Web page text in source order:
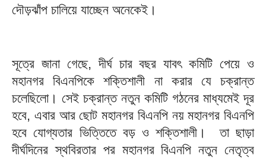
দৌড়ঝাঁপ চালিয়ে যাচ্ছেন অনেকেই।
সূত্রে জানা গেছে, দীর্ঘ চার বছর যাবৎ কমিটি পেয়ে ও
মহানগর বিএনপিকে শক্তিশালী না করার যে চক্রান্ত
চলেছিলো। সেই চক্রান্ত নতুন কমিটি গঠনের মাধ্যমেই দূর
হবে, এবার আর ছোট মহানগর বিএনপি নয় মহানগর বিএনপি
হবে যোগ্যতার ভিত্তিতে বড় ও শক্তিশালী। তা ছাড়া
দীর্ঘদিনের স্থবিরতার পর মহানগর বিএনপি নতুন নেতৃত্ব